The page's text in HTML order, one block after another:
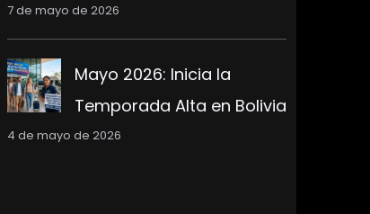
7 de mayo de 2026
Mayo 2026: Inicia la
Temporada Alta en Bolivia
4 de mayo de 2026